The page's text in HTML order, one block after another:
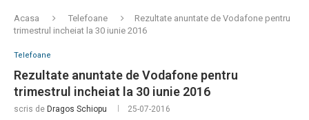
Acasa Telefoane
Rezultate anuntate de Vodafone pentru
trimestrul incheiat la 30 iunie 2016
Telefoane
Rezultate anuntate de Vodafone pentru
trimestrul incheiat la 30 iunie 2016
scris de Dragos Schiopu 25-07-2016